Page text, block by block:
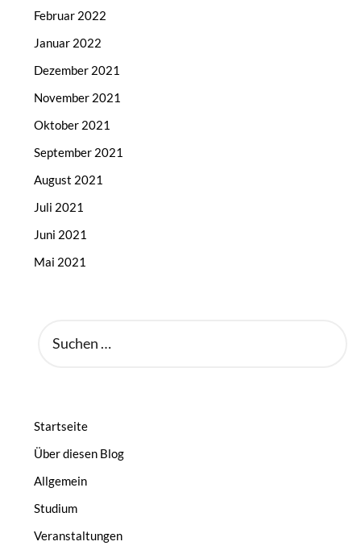
Februar 2022
Januar 2022
Dezember 2021
November 2021
Oktober 2021
September 2021
August 2021
Juli 2021
Juni 2021
Mai 2021
NACH:
Startseite
Über diesen Blog
Allgemein
Studium
Veranstaltungen